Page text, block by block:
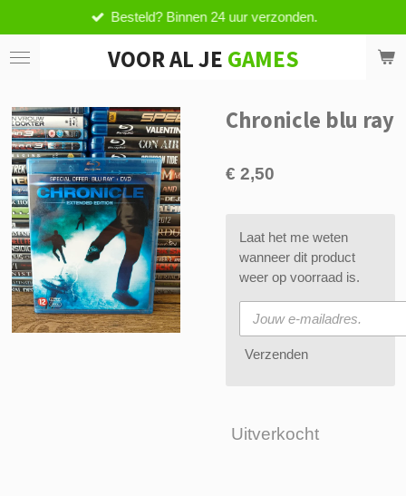
direct
naar
VOOR AL JE GAMES
Besteld? Binnen 24 uur verzonden.
Chronicle blu ray
€ 2,50
Laat het me weten
wanneer dit product
weer op voorraad is.
Verzenden
Uitverkocht